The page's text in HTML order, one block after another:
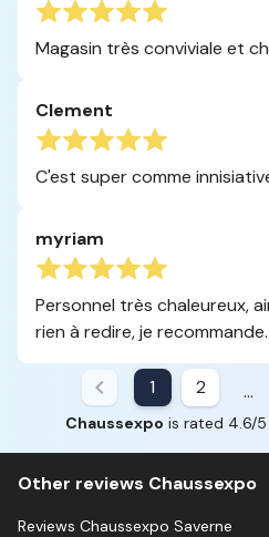
Magasin très conviviale et
Clement
C'est super comme
myriam
Personnel très chaleureux,
rien à redire, je recommande.
1 2 ...
Chaussexpo is rated 4.6/5
Other reviews Chaussexpo
Reviews Chaussexpo Saverne